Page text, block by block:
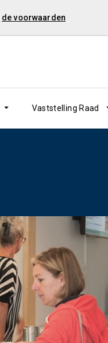
de voorwaarden
Vaststelling Raad